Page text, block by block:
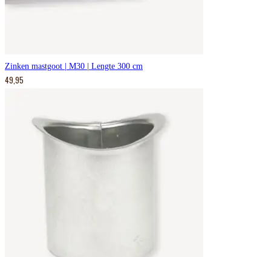
Zinken mastgoot | M30 | Lengte 300 cm
49,95